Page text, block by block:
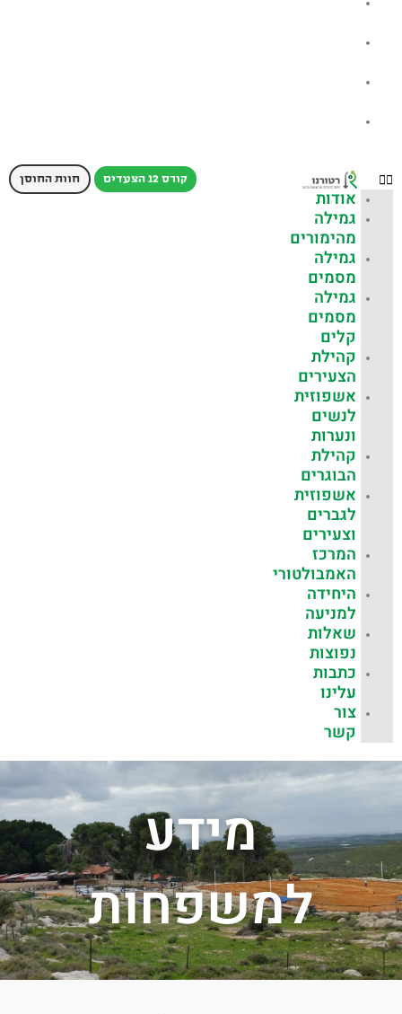
שאלות
כתבות
צור
אודות
גמילה
מהימורים
גמילה
מסמים
גמילה
מסמים
קלים
קהילת
הצעירים
אשפוזית
לנשים
ונערות
קהילת
הבוגרים
אשפוזית
לגברים
וצעירים
המרכז
האמבולטורי
היחידה
למניעה
שאלות
נפוצות
כתבות
עלינו
צור
קשר
קורס 12 הצעדים חוות החוסן
מידע
למשפחות